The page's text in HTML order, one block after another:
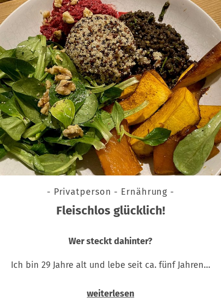
- Privatperson - Ernährung -
Fleischlos glücklich!
Wer steckt dahinter?
Ich bin 29 Jahre alt und lebe seit ca. fünf Jahren…
weiterlesen